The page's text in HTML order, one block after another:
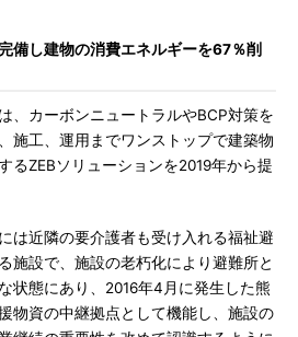
備し建物の消費エネルギーを67％削
、カーボンニュートラルやBCP対策を
施工、運用までワンストップで建築物
るZEBソリューションを2019年から提
は近隣の要介護者も受け入れる福祉避
施設で、施設の老朽化により避難所と
状態にあり、2016年4月に発生した熊
物資の中継拠点として機能し、施設の